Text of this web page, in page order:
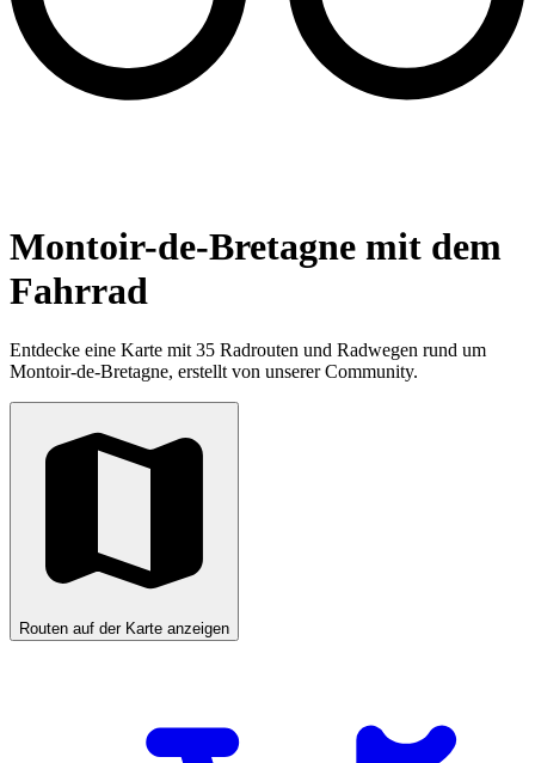
Montoir-de-Bretagne mit dem
Fahrrad
Entdecke eine Karte mit 35 Radrouten und Radwegen rund um
Montoir-de-Bretagne, erstellt von unserer Community.
Routen auf der Karte anzeigen